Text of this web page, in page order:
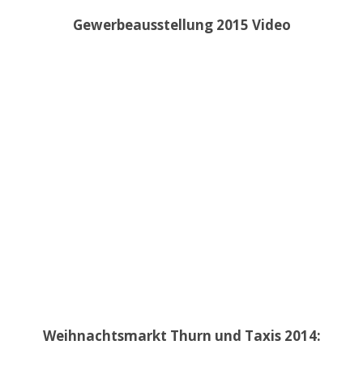
Gewerbeausstellung 2015 Video
Weihnachtsmarkt Thurn und Taxis 2014: